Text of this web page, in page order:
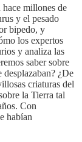
millones de
y el pesado
bipedo, y
los expertos
y analiza las
saber sobre
desplazaban? ¿De
criaturas del
la Tierra tal
Con
habían